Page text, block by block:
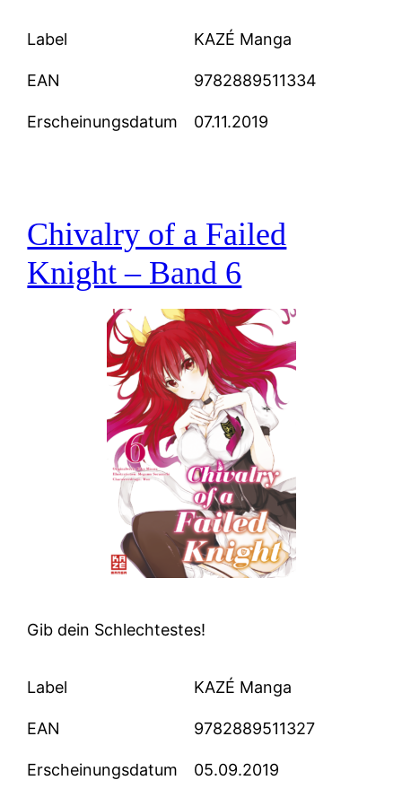
Label KAZÉ Manga
EAN 9782889511334
Erscheinungsdatum 07.11.2019
Chivalry of a Failed
Knight – Band 6
Gib dein Schlechtestes!
Label KAZÉ Manga
EAN 9782889511327
Erscheinungsdatum 05.09.2019